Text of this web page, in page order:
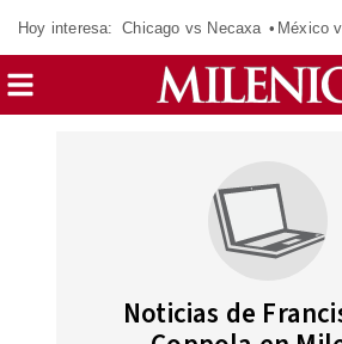
Hoy interesa: Chicago vs Necaxa México
Noticias de